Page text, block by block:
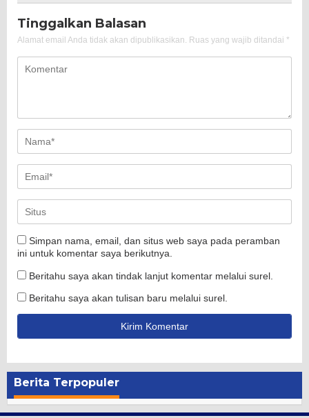
Tinggalkan Balasan
Alamat email Anda tidak akan dipublikasikan. Ruas yang wajib ditandai *
Simpan nama, email, dan situs web saya pada peramban
ini untuk komentar saya berikutnya.
Beritahu saya akan tindak lanjut komentar melalui surel.
Beritahu saya akan tulisan baru melalui surel.
Berita Terpopuler